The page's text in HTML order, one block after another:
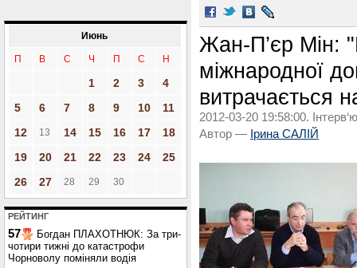
Июнь
П В С Ч П С Н
1 2 3
4
5
6 7 8 9 10
11
12
13 14 15 16 17
18
19
20 21 22 23 24
25
26
27 28 29 30
РЕЙТИНГ
57
Богдан ПЛАХОТНЮК: За три-
чотири тижні до катастрофи
Чорноволу поміняли водія
Жан-П’єр Мін:
міжнародної
витрачається
2012-03-20 19:58:00.
Автор — Ірина САЛІЙ